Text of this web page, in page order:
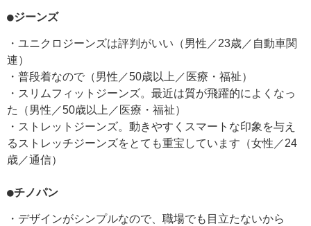
●ジーンズ
・ユニクロジーンズは評判がいい（男性／23歳／自動車関
連）
・普段着なので（男性／50歳以上／医療・福祉）
・スリムフィットジーンズ。最近は質が飛躍的によくなっ
た（男性／50歳以上／医療・福祉）
・ストレットジーンズ。動きやすくスマートな印象を与え
るストレッチジーンズをとても重宝しています（女性／24
歳／通信）
●チノパン
・デザインがシンプルなので、職場でも目立たないから